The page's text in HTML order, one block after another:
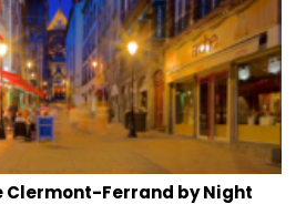
Clermont-Ferrand by Night